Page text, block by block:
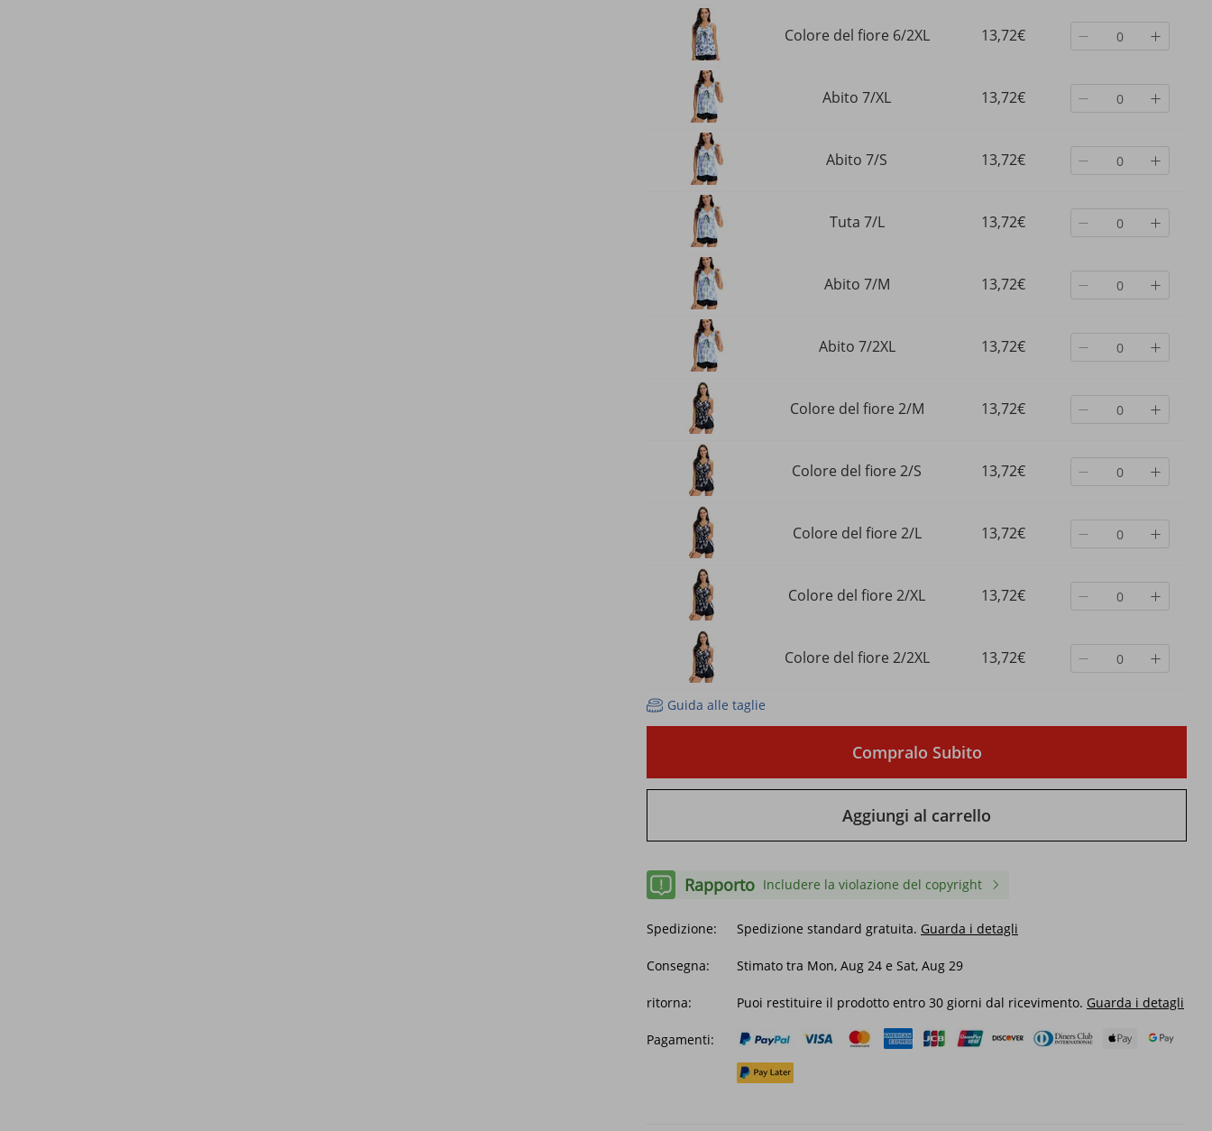
Colore del fiore 6/2XL 13,72€
Abito 7/XL 13,72€
Abito 7/S 13,72€
Tuta 7/L 13,72€
Abito 7/M 13,72€
Abito 7/2XL 13,72€
Colore del fiore 2/M 13,72€
Colore del fiore 2/S 13,72€
Colore del fiore 2/L 13,72€
Colore del fiore 2/XL 13,72€
Colore del fiore 2/2XL 13,72€
Guida alle taglie
Compralo Subito
Aggiungi al carrello
Rapporto Includere la violazione del copyright
Spedizione: Spedizione standard gratuita. Guarda i detagli
Consegna: Stimato tra Mon, Aug 24 e Sat, Aug 29
ritorna: Puoi restituire il prodotto entro 30 giorni dal ricevimento. Guarda i detagli
Pagamenti: